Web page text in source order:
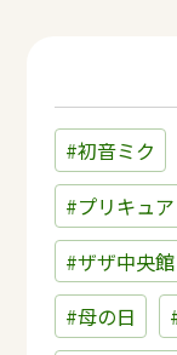
#初音ミク
#プリキュア
#ザザ中央館
#母の日